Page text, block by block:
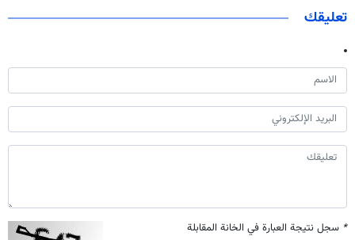
تعليقك
* سجل نتيجة العبارة في الخانة المقابلة